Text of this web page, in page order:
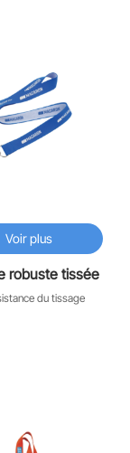
Voir plus
robuste tissée
du tissage